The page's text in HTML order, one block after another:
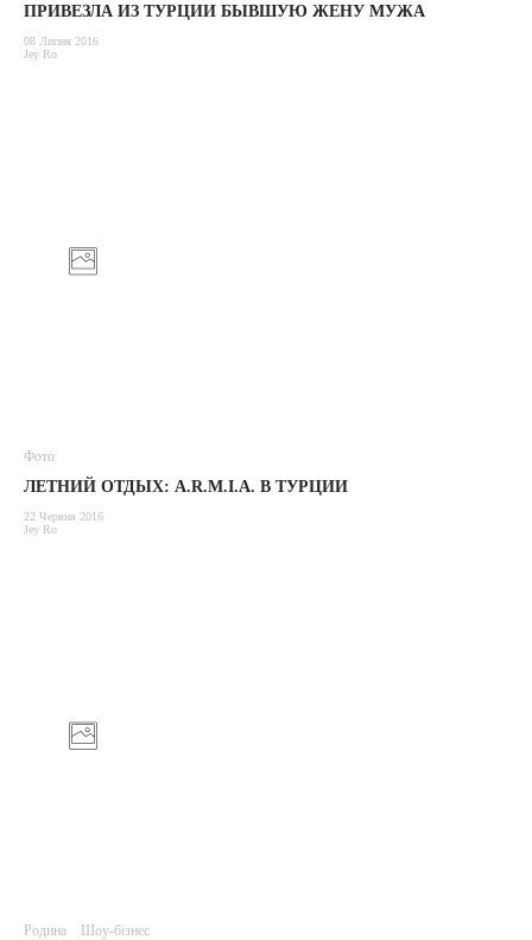
ПРИВЕЗЛА ИЗ ТУРЦИИ БЫВШУЮ ЖЕНУ МУЖА
08 Липня 2016
Jey Ro
Фото
ЛЕТНИЙ ОТДЫХ: A.R.M.I.A. В ТУРЦИИ
22 Червня 2016
Jey Ro
Родина Шоу-бізнес